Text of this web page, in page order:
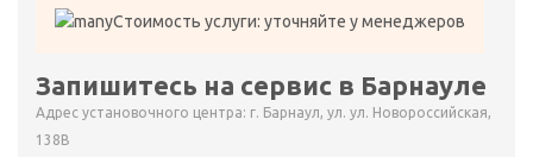
Стоимость услуги: уточняйте у менеджеров
Запишитесь на сервис в Барнауле
Адрес установочного центра: г. Барнаул, ул. ул. Новороссийская,
138В